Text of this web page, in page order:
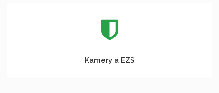
Kamery a EZS